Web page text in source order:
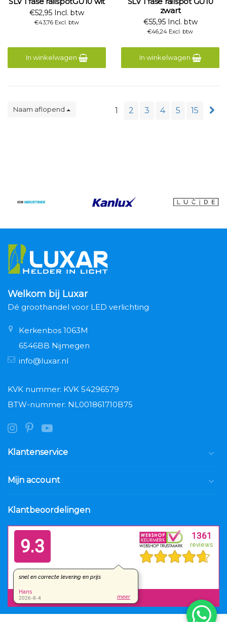
€52,95 Incl. btw
€43,76 Excl. btw
In winkelwagen
zwart
€55,95 Incl. btw
€46,24 Excl. btw
In winkelwagen
Naam aflopend 1 2 3 4 5 15
Welkom bij Luxar
Dé groothandel voor LED verlichting
Kerkenbos 1063M
6546BB Nijmegen
info@luxar.nl
KVK nummer: KVK 54296579
BTW-nummer: NL001861710B75
Klantenservice
Mijn account
Klantbeoordelingen